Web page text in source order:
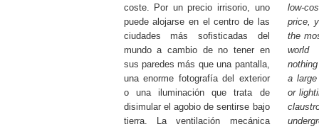
coste. Por un precio irrisorio, uno
puede alojarse en el centro de las
ciudades más sofisticadas del
mundo a cambio de no tener en
sus paredes más que una pantalla,
una enorme fotografía del exterior
o una iluminación que trata de
disimular el agobio de sentirse bajo
tierra. La ventilación mecánica
low-
price,
the
world
a
or